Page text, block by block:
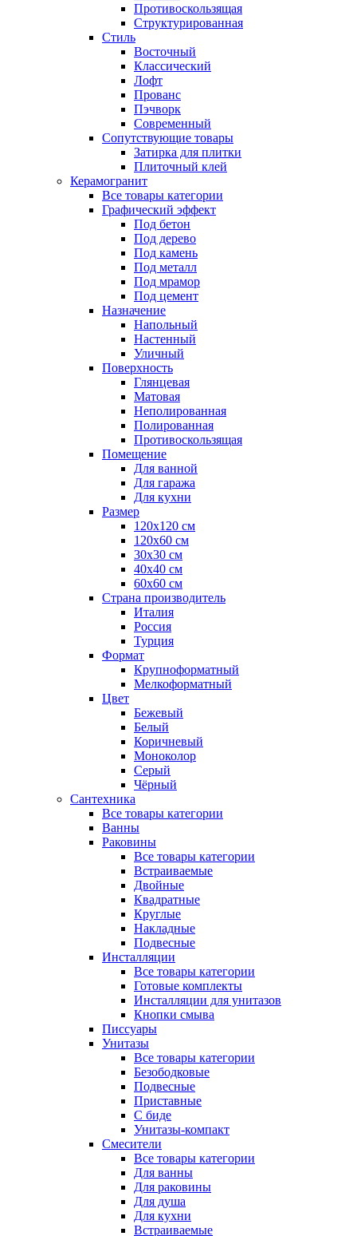
Противоскользящая
Структурированная
Стиль
Восточный
Классический
Лофт
Прованс
Пэчворк
Современный
Сопутствующие товары
Затирка для плитки
Плиточный клей
Керамогранит
Все товары категории
Графический эффект
Под бетон
Под дерево
Под камень
Под металл
Под мрамор
Под цемент
Назначение
Напольный
Настенный
Уличный
Поверхность
Глянцевая
Матовая
Неполированная
Полированная
Противоскользящая
Помещение
Для ванной
Для гаража
Для кухни
Размер
120x120 см
120x60 см
30x30 см
40x40 см
60x60 см
Страна производитель
Италия
Россия
Турция
Формат
Крупноформатный
Мелкоформатный
Цвет
Бежевый
Белый
Коричневый
Моноколор
Серый
Чёрный
Сантехника
Все товары категории
Ванны
Раковины
Все товары категории
Встраиваемые
Двойные
Квадратные
Круглые
Накладные
Подвесные
Инсталляции
Все товары категории
Готовые комплекты
Инсталляции для унитазов
Кнопки смыва
Писсуары
Унитазы
Все товары категории
Безободковые
Подвесные
Приставные
С биде
Унитазы-компакт
Смесители
Все товары категории
Для ванны
Для раковины
Для душа
Для кухни
Встраиваемые